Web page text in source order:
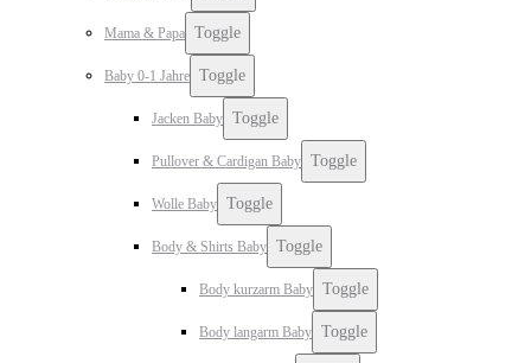
Mama & Papa Toggle
Baby 0-1 Jahre Toggle
Jacken Baby Toggle
Pullover & Cardigan Baby Toggle
Wolle Baby Toggle
Body & Shirts Baby Toggle
Body kurzarm Baby Toggle
Body langarm Baby Toggle